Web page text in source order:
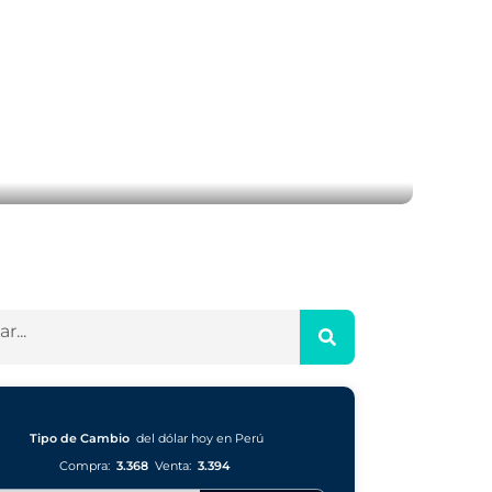
Tipo de Cambio del dólar hoy en Perú
Compra: 3.368 Venta: 3.394